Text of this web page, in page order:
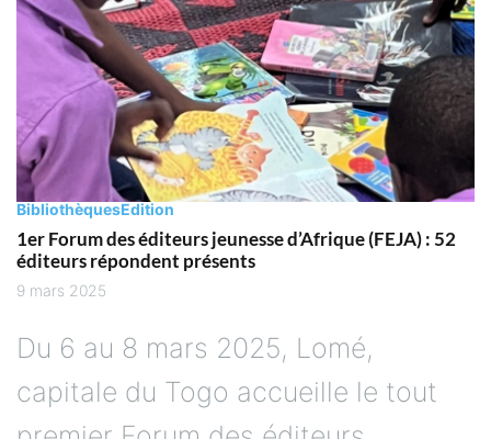
BibliothèquesEdition
1er Forum des éditeurs jeunesse d’Afrique (FEJA) : 52
éditeurs répondent présents
9 mars 2025
Du 6 au 8 mars 2025, Lomé,
capitale du Togo accueille le tout